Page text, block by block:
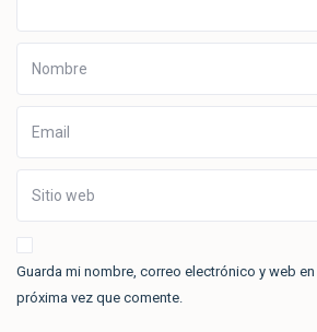
Guarda mi nombre, correo electrónico y web
próxima vez que comente.